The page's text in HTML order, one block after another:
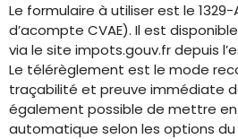
Le formulaire à utiliser est le
d’acompte CVAE). Il est
via le site impots.gouv.fr depuis
Le télérèglement est le mode
traçabilité et preuve immédiate
également possible de mettre
automatique selon les options